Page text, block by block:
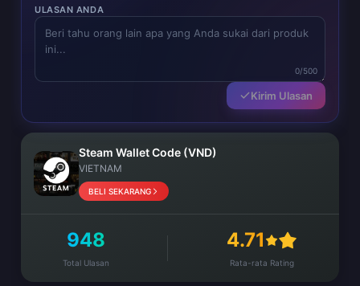
ULASAN ANDA
0/500
Kirim Ulasan
Steam Wallet Code (VND)
VIETNAM
BELI SEKARANG
948
Total Ulasan
4.71
Rata-rata Rating